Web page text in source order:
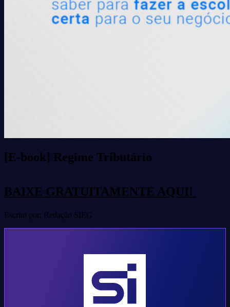
[E-book] Regime Tributário
BAIXE GRATUITAMENTE AQUI!
Escrito por: Redação SIEG